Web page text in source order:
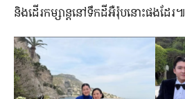
និង​ដើរ​កម្សាន្ត​នៅ​ទឹកដី​អឺរ៉ុប​នោះ​ផង​ដែរ៕